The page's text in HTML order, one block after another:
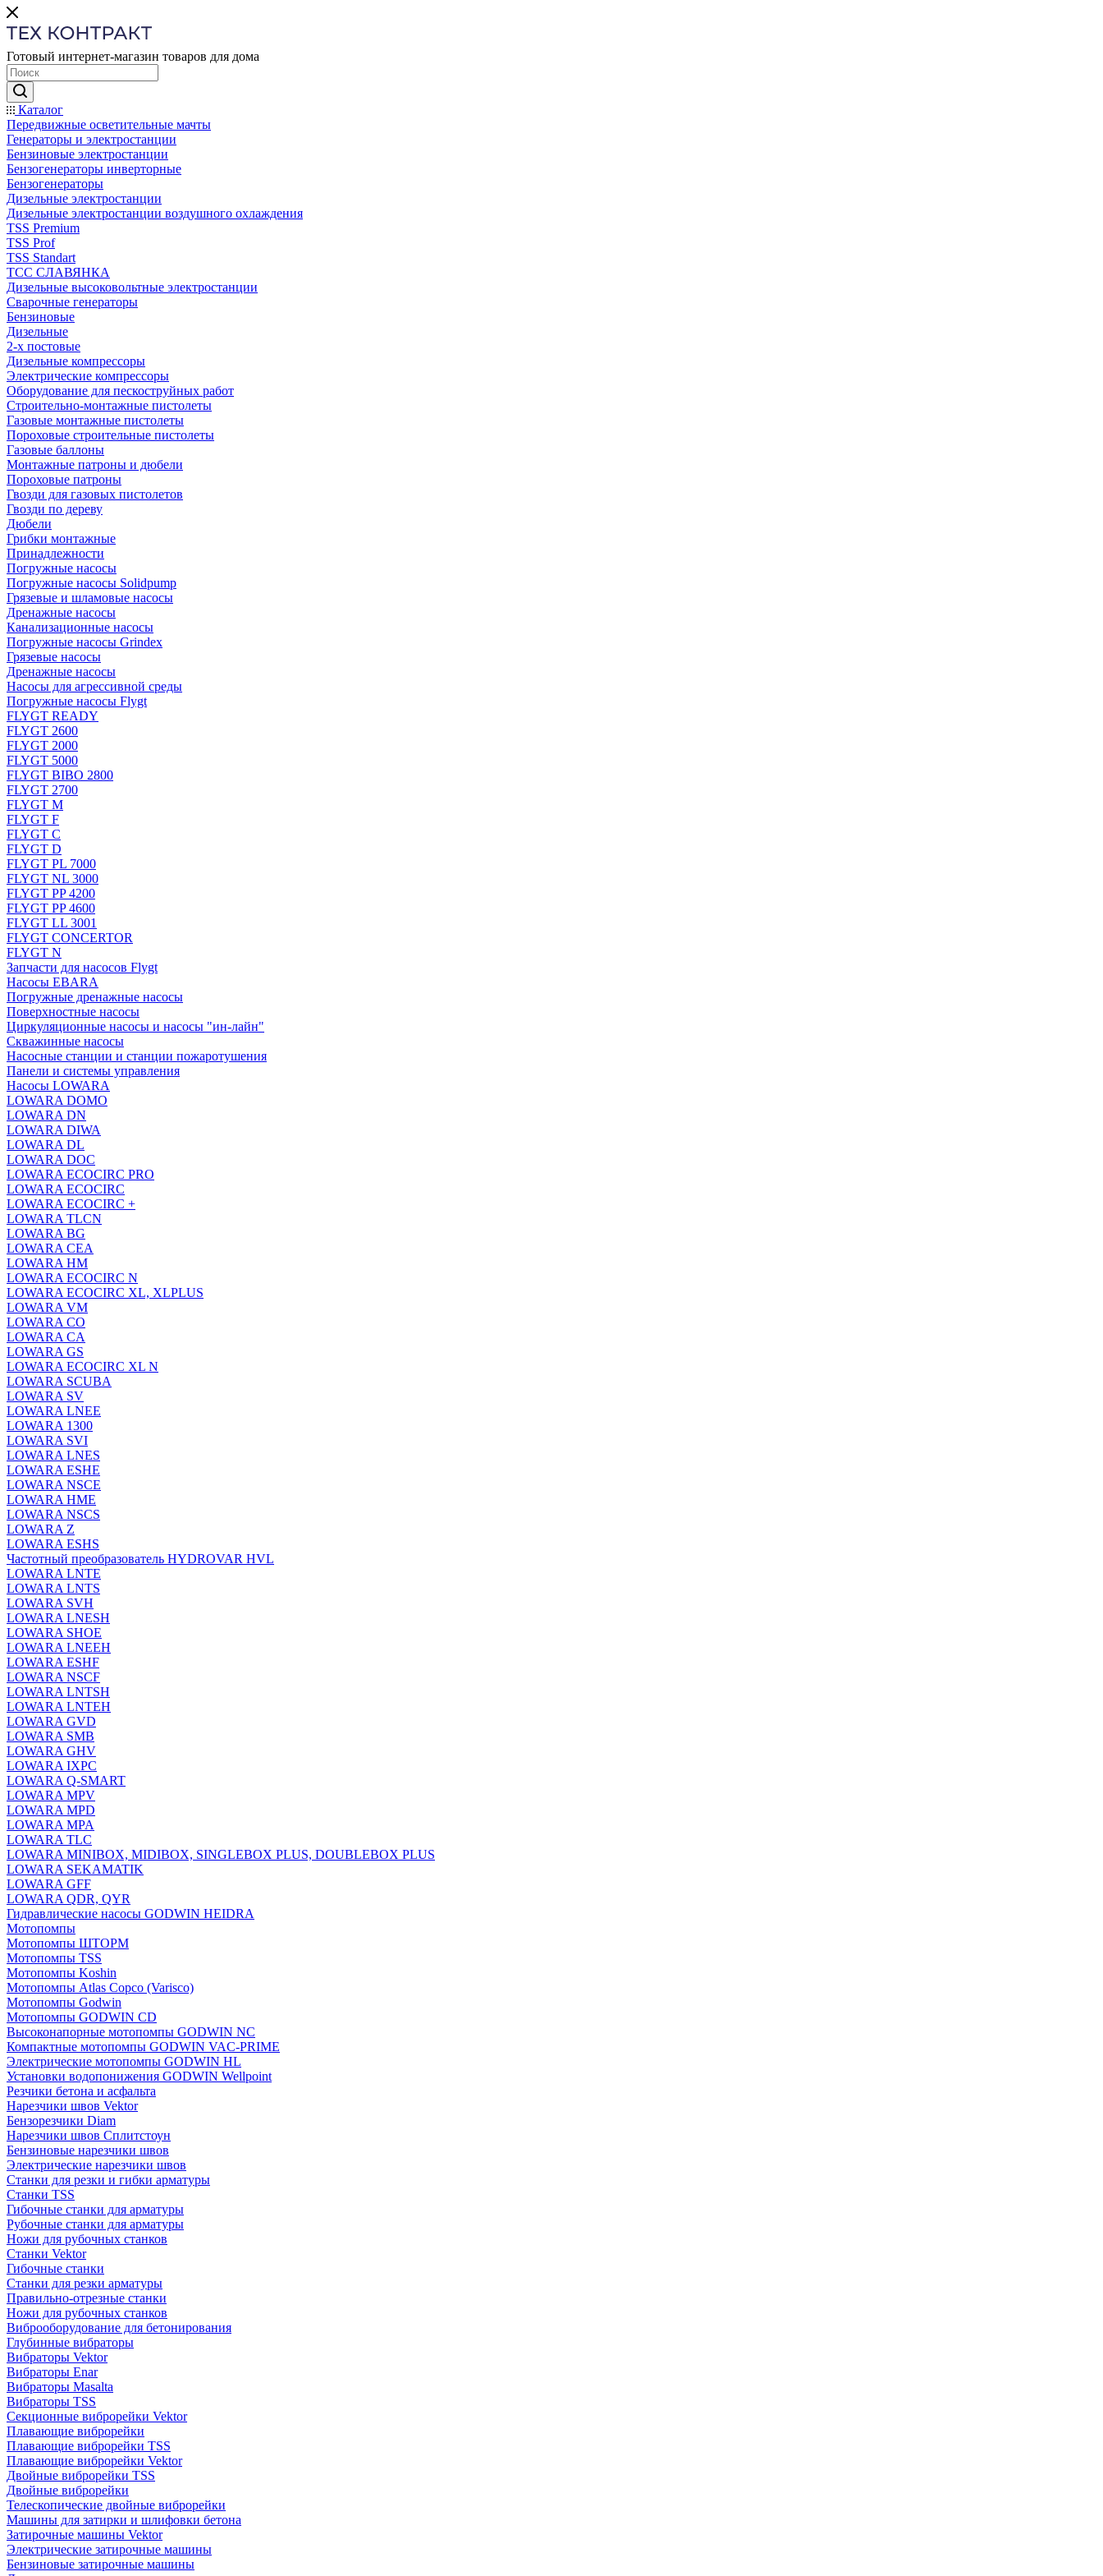
Готовый интернет-магазин товаров для дома
Каталог
Передвижные осветительные мачты
Генераторы и электростанции
Бензиновые электростанции
Бензогенераторы инверторные
Бензогенераторы
Дизельные электростанции
Дизельные электростанции воздушного охлаждения
TSS Premium
TSS Prof
TSS Standart
ТСС СЛАВЯНКА
Дизельные высоковольтные электростанции
Сварочные генераторы
Бензиновые
Дизельные
2-х постовые
Дизельные компрессоры
Электрические компрессоры
Оборудование для пескоструйных работ
Строительно-монтажные пистолеты
Газовые монтажные пистолеты
Пороховые строительные пистолеты
Газовые баллоны
Монтажные патроны и дюбели
Пороховые патроны
Гвозди для газовых пистолетов
Гвозди по дереву
Дюбели
Грибки монтажные
Принадлежности
Погружные насосы
Погружные насосы Solidpump
Грязевые и шламовые насосы
Дренажные насосы
Канализационные насосы
Погружные насосы Grindex
Грязевые насосы
Дренажные насосы
Насосы для агрессивной среды
Погружные насосы Flygt
FLYGT READY
FLYGT 2600
FLYGT 2000
FLYGT 5000
FLYGT BIBO 2800
FLYGT 2700
FLYGT M
FLYGT F
FLYGT C
FLYGT D
FLYGT PL 7000
FLYGT NL 3000
FLYGT PP 4200
FLYGT PP 4600
FLYGT LL 3001
FLYGT CONCERTOR
FLYGT N
Запчасти для насосов Flygt
Насосы EBARA
Погружные дренажные насосы
Поверхностные насосы
Циркуляционные насосы и насосы "ин-лайн"
Скважинные насосы
Насосные станции и станции пожаротушения
Панели и системы управления
Насосы LOWARA
LOWARA DOMO
LOWARA DN
LOWARA DIWA
LOWARA DL
LOWARA DOC
LOWARA ECOCIRC PRO
LOWARA ECOCIRC
LOWARA ECOCIRC +
LOWARA TLCN
LOWARA BG
LOWARA CEA
LOWARA HM
LOWARA ECOCIRC N
LOWARA ECOCIRC XL, XLPLUS
LOWARA VM
LOWARA CO
LOWARA CA
LOWARA GS
LOWARA ECOCIRC XL N
LOWARA SCUBA
LOWARA SV
LOWARA LNEE
LOWARA 1300
LOWARA SVI
LOWARA LNES
LOWARA ESHE
LOWARA NSCE
LOWARA HME
LOWARA NSCS
LOWARA Z
LOWARA ESHS
Частотный преобразователь HYDROVAR HVL
LOWARA LNTE
LOWARA LNTS
LOWARA SVH
LOWARA LNESH
LOWARA SHOE
LOWARA LNEEH
LOWARA ESHF
LOWARA NSCF
LOWARA LNTSH
LOWARA LNTEH
LOWARA GVD
LOWARA SMB
LOWARA GHV
LOWARA IXPС
LOWARA Q-SMART
LOWARA MPV
LOWARA MPD
LOWARA MPA
LOWARA TLC
LOWARA MINIBOX, MIDIBOX, SINGLEBOX PLUS, DOUBLEBOX PLUS
LOWARA SEKAMATIK
LOWARA GFF
LOWARA QDR, QYR
Гидравлические насосы GODWIN HEIDRA
Мотопомпы
Мотопомпы ШТОРМ
Мотопомпы TSS
Мотопомпы Koshin
Мотопомпы Atlas Copco (Varisco)
Мотопомпы Godwin
Мотопомпы GODWIN CD
Высоконапорные мотопомпы GODWIN NC
Компактные мотопомпы GODWIN VAC-PRIME
Электрические мотопомпы GODWIN HL
Установки водопонижения GODWIN Wellpoint
Резчики бетона и асфальта
Нарезчики швов Vektor
Бензорезчики Diam
Нарезчики швов Сплитстоун
Бензиновые нарезчики швов
Электрические нарезчики швов
Станки для резки и гибки арматуры
Станки TSS
Гибочные станки для арматуры
Рубочные станки для арматуры
Ножи для рубочных станков
Станки Vektor
Гибочные станки
Станки для резки арматуры
Правильно-отрезные станки
Ножи для рубочных станков
Виброоборудование для бетонирования
Глубинные вибраторы
Вибраторы Vektor
Вибраторы Enar
Вибраторы Masalta
Вибраторы TSS
Секционные виброрейки Vektor
Плавающие виброрейки
Плавающие виброрейки TSS
Плавающие виброрейки Vektor
Двойные виброрейки TSS
Двойные виброрейки
Телескопические двойные виброрейки
Машины для затирки и шлифовки бетона
Затирочные машины Vektor
Электрические затирочные машины
Бензиновые затирочные машины